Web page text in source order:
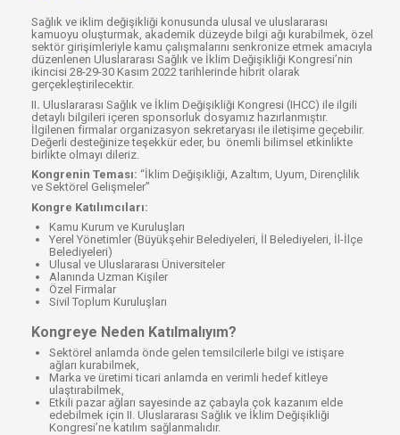
Sağlık ve iklim değişikliği konusunda ulusal ve uluslararası
kamuoyu oluşturmak, akademik düzeyde bilgi ağı kurabilmek, özel
sektör girişimleriyle kamu çalışmalarını senkronize etmek amacıyla
düzenlenen Uluslararası Sağlık ve İklim Değişikliği Kongresi’nin
ikincisi 28-29-30 Kasım 2022 tarihlerinde hibrit olarak
gerçekleştirilecektir.
II. Uluslararası Sağlık ve İklim Değişikliği Kongresi (IHCC) ile ilgili
detaylı bilgileri içeren sponsorluk dosyamız hazırlanmıştır.
İlgilenen firmalar organizasyon sekretaryası ile iletişime geçebilir.
Değerli desteğinize teşekkür eder, bu önemli bilimsel etkinlikte
birlikte olmayı dileriz.
Kongrenin Teması: “İklim Değişikliği, Azaltım, Uyum, Dirençlilik
ve Sektörel Gelişmeler”
Kongre Katılımcıları:
Kamu Kurum ve Kuruluşları
Yerel Yönetimler (Büyükşehir Belediyeleri, İl Belediyeleri, İl-İlçe
Belediyeleri)
Ulusal ve Uluslararası Üniversiteler
Alanında Uzman Kişiler
Özel Firmalar
Sivil Toplum Kuruluşları
Kongreye Neden Katılmalıyım?
Sektörel anlamda önde gelen temsilcilerle bilgi ve istişare
ağları kurabilmek,
Marka ve üretimi ticari anlamda en verimli hedef kitleye
ulaştırabilmek,
Etkili pazar ağları sayesinde az çabayla çok kazanım elde
edebilmek için II. Uluslararası Sağlık ve İklim Değişikliği
Kongresi’ne katılım sağlanmalıdır.